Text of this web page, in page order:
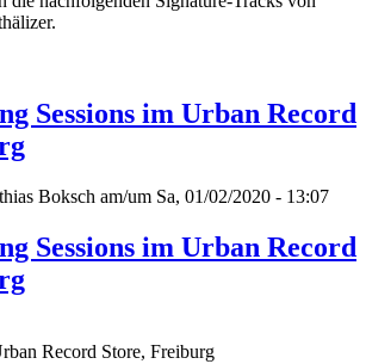
Sessions im Urban Record
Boksch am/um Sa, 01/02/2020 - 13:07
Sessions im Urban Record
Record Store, Freiburg